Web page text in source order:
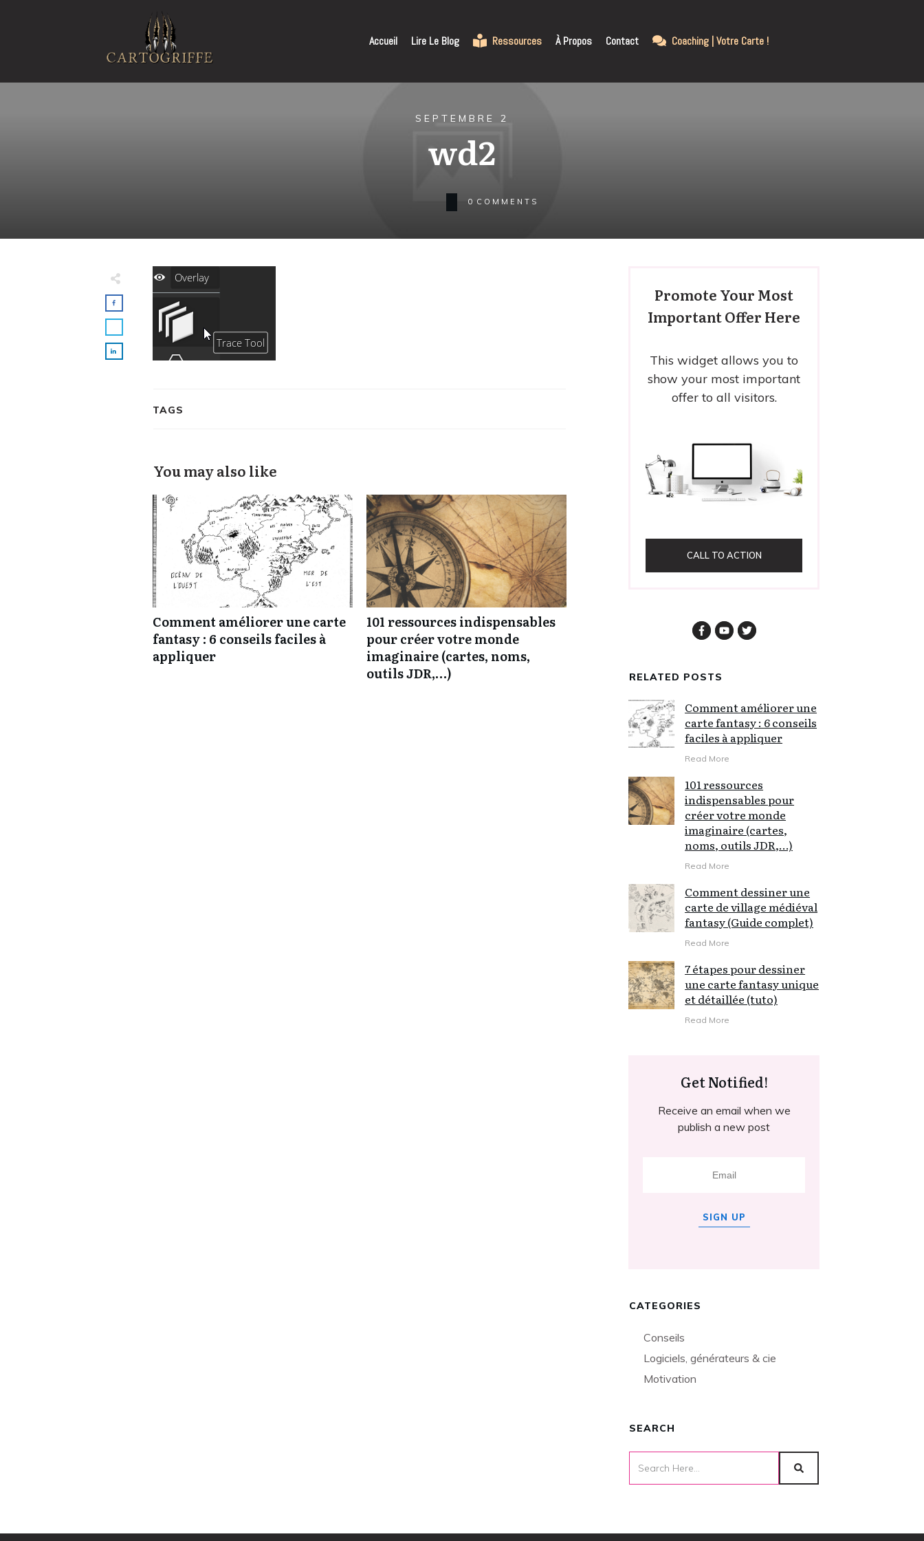
Accueil Lire Le Blog Ressources À Propos Contact Coaching | Votre Carte !
SEPTEMBRE 2
wd2
0 COMMENTS
TAGS
You may also like
Comment améliorer une carte
fantasy : 6 conseils faciles à
appliquer
101 ressources indispensables
pour créer votre monde
imaginaire (cartes, noms,
outils JDR,…)
Promote Your Most
Important Offer Here
This widget allows you to
show your most important
offer to all visitors.
CALL TO ACTION
RELATED POSTS
Comment améliorer une
carte fantasy : 6 conseils
faciles à appliquer
Read More
101 ressources
indispensables pour
créer votre monde
imaginaire (cartes,
noms, outils JDR,…)
Read More
Comment dessiner une
carte de village médiéval
fantasy (Guide complet)
Read More
7 étapes pour dessiner
une carte fantasy unique
et détaillée (tuto)
Read More
Get Notified!
Receive an email when we
publish a new post
SIGN UP
CATEGORIES
Conseils
Logiciels, générateurs & cie
Motivation
SEARCH